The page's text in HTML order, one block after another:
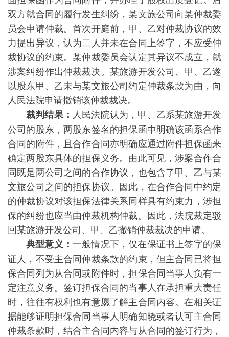
双方就合同的履行发生纠纷，某文旅公司向某仲裁委
员会申请仲裁。首次开庭前，甲、乙对仲裁协议的效
力提出异议，认为二人并未在合同上签字，不应受仲
裁协议的约束。某仲裁委员会认定其异议不成立，就
涉案纠纷作出仲裁裁决。某旅游开发公司、甲、乙遂
以股东甲、乙未与某文旅公司约定仲裁条款为由，向
人民法院申请撤销该仲裁裁决。
裁判结果： 人民法院认为，甲、乙系某旅游开发
公司的股东，两股东签名的担保函中明确该函系合作
合同的附件，且合作合同亦明确应通过附件担保函来
确定两股东具体的担保义务。由此可见，涉案合作合
同既是两公司之间的合作协议，也包含了甲、乙与某
文旅公司之间的担保协议。因此，在合作合同中约定
的仲裁协议对该担保法律关系同样具有约束力，涉担
保的纠纷也应当由仲裁机构仲裁。因此，法院裁定驳
回某旅游开发公司、甲、乙撤销仲裁裁决的申请。
典型意义： 一般情况下，仅在保证书上签字的保
证人，不受主合同仲裁条款的约束，但主合同已将担
保合同列为从合同或附件时，担保合同当事人负有一
定注意义务。签订担保合同的当事人在承担重大责任
时，往往有权利也有意愿了解主合同内容。在相关证
据能够证明担保合同当事人明确知晓或者认可主合同
仲裁条款时，结合主合同内容与从合同的签订行为，